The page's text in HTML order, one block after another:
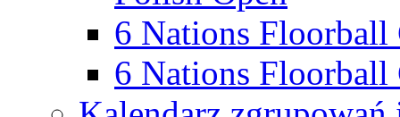
6 Nations Floorball
6 Nations Floorball